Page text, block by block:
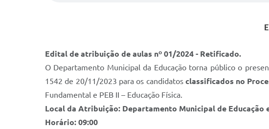
Edital de atribuição de aulas nº 01/2024 - Retificado.
O Departamento Municipal da Educação torna público o
1542 de 20/11/2023 para os candidatos classificados no
Fundamental e PEB II – Educação Física.
Local da Atribuição: Departamento Municipal de Educação
Horário: 09:00